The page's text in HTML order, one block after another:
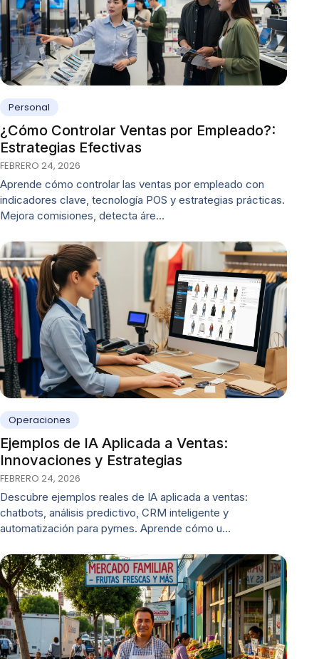
Personal
¿Cómo Controlar Ventas por Empleado?:
Estrategias Efectivas
FEBRERO 24, 2026
Aprende cómo controlar las ventas por empleado con
indicadores clave, tecnología POS y estrategias prácticas.
Mejora comisiones, detecta áre…
Operaciones
Ejemplos de IA Aplicada a Ventas:
Innovaciones y Estrategias
FEBRERO 24, 2026
Descubre ejemplos reales de IA aplicada a ventas:
chatbots, análisis predictivo, CRM inteligente y
automatización para pymes. Aprende cómo u…